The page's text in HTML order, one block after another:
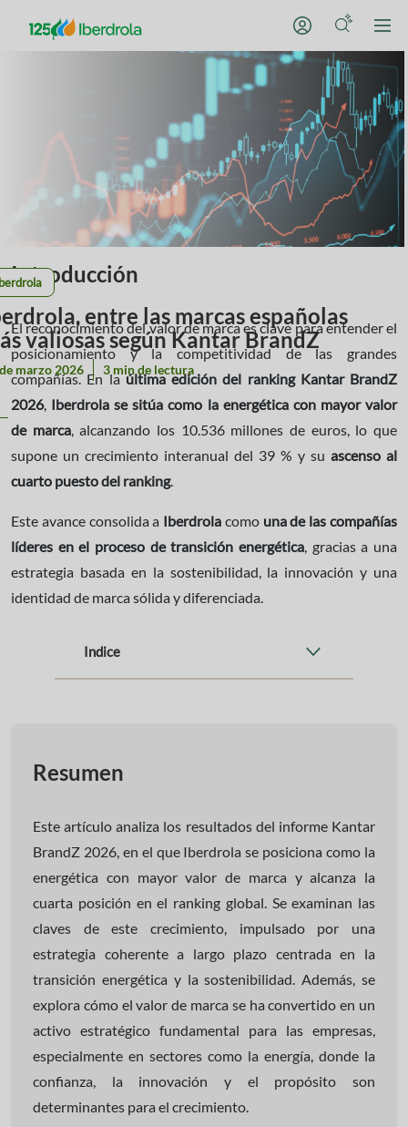
entre las marcas españolas
valiosas según Kantar BrandZ
marzo 2026 3 min de lectura
Introducción
El reconocimiento del valor de marca es clave para entender el
posicionamiento y la competitividad de las grandes
compañías. En laúltima edición del ranking Kantar BrandZ
2026, Iberdrola se sitúa como la energética con mayor valor
de marca, alcanzando los 10.536 millones de euros, lo que
supone un crecimiento interanual del 39 % y su ascenso al
cuarto puesto del ranking.
Este avance consolida a Iberdrola como una de las compañías
líderes en el proceso de transición energética, gracias a una
estrategia basada en la sostenibilidad, la innovación y una
identidad de marca sólida y diferenciada.
Indice
Resumen
Este artículo analiza los resultados del informe Kantar
BrandZ 2026, en el que Iberdrola se posiciona como la
energética con mayor valor de marca y alcanza la
cuarta posición en el ranking global. Se examinan las
claves de este crecimiento, impulsado por una
estrategia coherente a largo plazo centrada en la
transición energética y la sostenibilidad. Además, se
explora cómo el valor de marca se ha convertido en un
activo estratégico fundamental para las empresas,
especialmente en sectores como la energía, donde la
confianza, la innovación y el propósito son
determinantes para el crecimiento.